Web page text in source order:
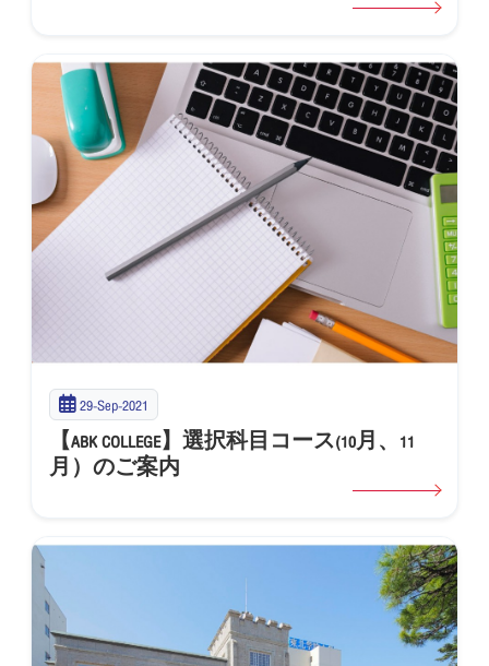
29-Sep-2021
【ABK COLLEGE】選択科目コース(10月、11
月）のご案内